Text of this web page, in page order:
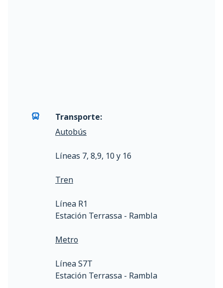
Transporte:
Autobús
Líneas 7, 8,9, 10 y 16
Tren
Línea R1
Estación Terrassa - Rambla
Metro
Línea S7T
Estación Terrassa - Rambla